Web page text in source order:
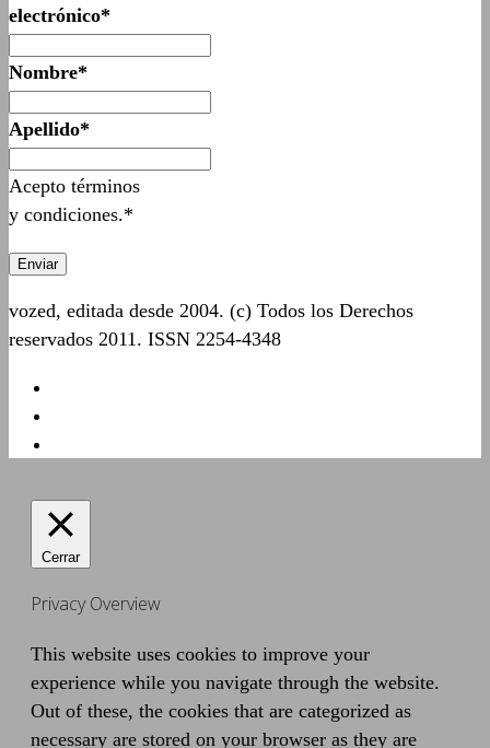
electrónico*
Nombre*
Apellido*
Acepto términos
y condiciones.*
vozed, editada desde 2004. (c) Todos los Derechos
reservados 2011. ISSN 2254-4348
Cerrar
Privacy Overview
This website uses cookies to improve your
experience while you navigate through the website.
Out of these, the cookies that are categorized as
necessary are stored on your browser as they are